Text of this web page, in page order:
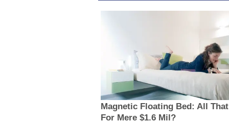
Magnetic Floating Bed: All
For Mere $1.6 Mil?